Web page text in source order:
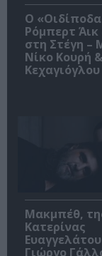
O
Ρόμπερτ Άικ
στη Στέγη –
Νίκο Κουρή
Κεχαγιόγλου
Μακμπέθ,
Κατερίνας
Γιώργο